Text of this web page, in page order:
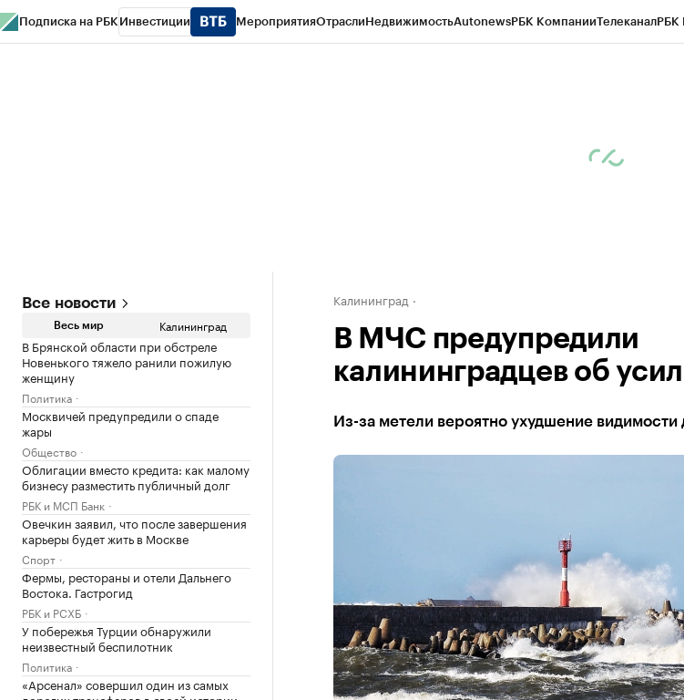
Подписка на РБК Инвестиции МероприятияОтраслиНедвижимостьAutonewsРБК КомпанииТелеканалРБК
Все новости
Весь мир Калининград
В Брянской области при обстреле
Новенького тяжело ранили пожилую
женщину
Политика
Москвичей предупредили о спаде
жары
Общество
Облигации вместо кредита: как малому
бизнесу разместить публичный долг
РБК и МСП Банк
Овечкин заявил, что после завершения
карьеры будет жить в Москве
Спорт
Фермы, рестораны и отели Дальнего
Востока. Гастрогид
РБК и РСХБ
У побережья Турции обнаружили
неизвестный беспилотник
Политика
«Арсенал» совершил один из самых
Калининград
В МЧС предупредили
калининградцев об
Из-за метели вероятно ухудшение